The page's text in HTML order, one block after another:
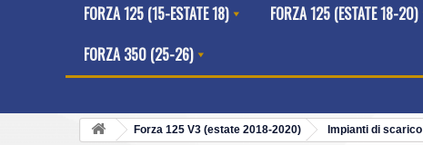
FORZA 125 (15-ESTATE 18) FORZA 125 (ESTATE 18-20)
FORZA 350 (25-26)
Forza 125 V3 (estate 2018-2020) Impianti di scarico